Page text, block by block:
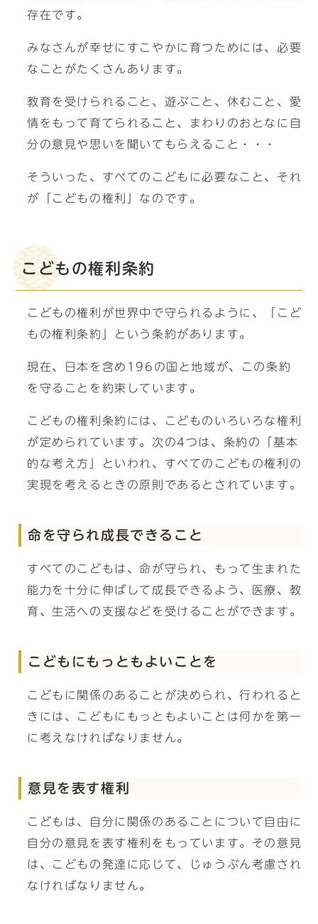
存在です。
みなさんが幸せにすこやかに育つためには、必要
なことがたくさんあります。
教育を受けられること、遊ぶこと、休むこと、愛
情をもって育てられること、まわりのおとなに自
分の意見や思いを聞いてもらえること・・・
そういった、すべてのこどもに必要なこと、それ
が「こどもの権利」なのです。
こどもの権利条約
こどもの権利が世界中で守られるように、「こど
もの権利条約」という条約があります。
現在、日本を含め196の国と地域が、この条約
を守ることを約束しています。
こどもの権利条約には、こどものいろいろな権利
が定められています。次の4つは、条約の「基本
的な考え方」といわれ、すべてのこどもの権利の
実現を考えるときの原則であるとされています。
命を守られ成長できること
すべてのこどもは、命が守られ、もって生まれた
能力を十分に伸ばして成長できるよう、医療、教
育、生活への支援などを受けることができます。
こどもにもっともよいことを
こどもに関係のあることが決められ、行われると
きには、こどもにもっともよいことは何かを第一
に考えなければなりません。
意見を表す権利
こどもは、自分に関係のあることについて自由に
自分の意見を表す権利をもっています。その意見
は、こどもの発達に応じて、じゅうぶん考慮され
なければなりません。